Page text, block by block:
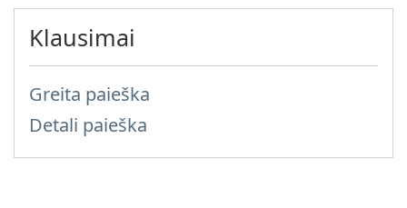
Klausimai
Greita paieška
Detali paieška